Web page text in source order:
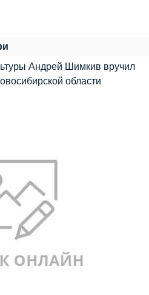
Андрей Шимкив вручил
области